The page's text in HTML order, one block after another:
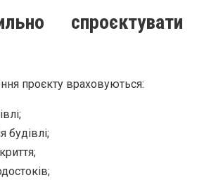
спроєктувати
проєкту враховуються:
будівлі;